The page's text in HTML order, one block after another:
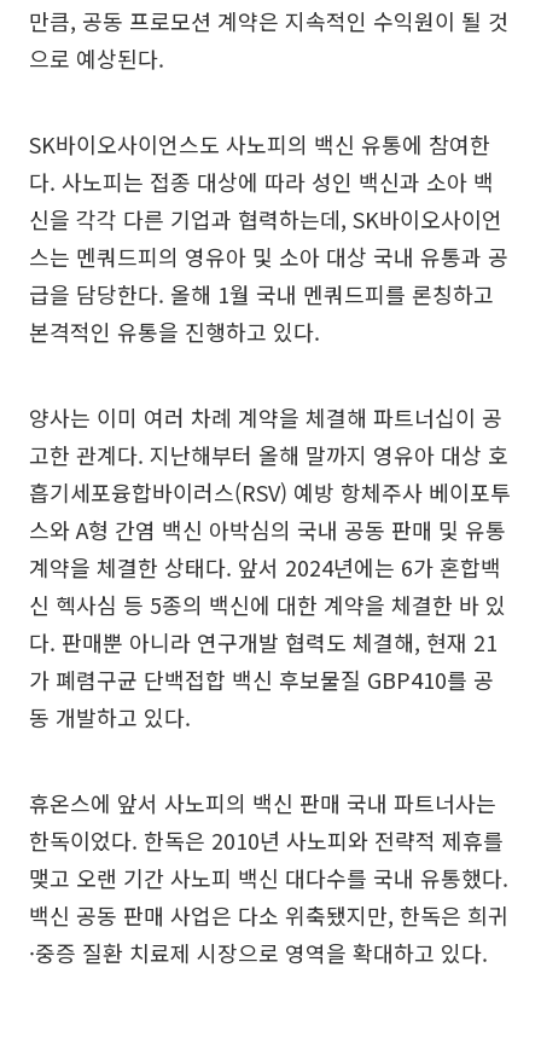
만큼, 공동 프로모션 계약은 지속적인 수익원이 될 것
으로 예상된다.
SK바이오사이언스도 사노피의 백신 유통에 참여한
다. 사노피는 접종 대상에 따라 성인 백신과 소아 백
신을 각각 다른 기업과 협력하는데, SK바이오사이언
스는 멘쿼드피의 영유아 및 소아 대상 국내 유통과 공
급을 담당한다. 올해 1월 국내 멘쿼드피를 론칭하고
본격적인 유통을 진행하고 있다.
양사는 이미 여러 차례 계약을 체결해 파트너십이 공
고한 관계다. 지난해부터 올해 말까지 영유아 대상 호
흡기세포융합바이러스(RSV) 예방 항체주사 베이포투
스와 A형 간염 백신 아박심의 국내 공동 판매 및 유통
계약을 체결한 상태다. 앞서 2024년에는 6가 혼합백
신 헥사심 등 5종의 백신에 대한 계약을 체결한 바 있
다. 판매뿐 아니라 연구개발 협력도 체결해, 현재 21
가 폐렴구균 단백접합 백신 후보물질 GBP410를 공
동 개발하고 있다.
휴온스에 앞서 사노피의 백신 판매 국내 파트너사는
한독이었다. 한독은 2010년 사노피와 전략적 제휴를
맺고 오랜 기간 사노피 백신 대다수를 국내 유통했다.
백신 공동 판매 사업은 다소 위축됐지만, 한독은 희귀
·중증 질환 치료제 시장으로 영역을 확대하고 있다.